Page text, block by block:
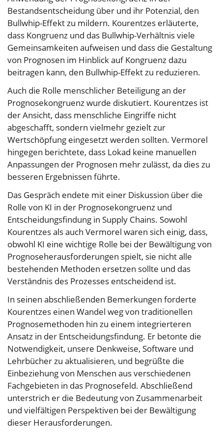
Bestandsentscheidung über und ihr Potenzial, den
Bullwhip-Effekt zu mildern. Kourentzes erläuterte,
dass Kongruenz und das Bullwhip-Verhältnis viele
Gemeinsamkeiten aufweisen und dass die Gestaltung
von Prognosen im Hinblick auf Kongruenz dazu
beitragen kann, den Bullwhip-Effekt zu reduzieren.
Auch die Rolle menschlicher Beteiligung an der
Prognosekongruenz wurde diskutiert. Kourentzes ist
der Ansicht, dass menschliche Eingriffe nicht
abgeschafft, sondern vielmehr gezielt zur
Wertschöpfung eingesetzt werden sollten. Vermorel
hingegen berichtete, dass Lokad keine manuellen
Anpassungen der Prognosen mehr zulässt, da dies zu
besseren Ergebnissen führte.
Das Gespräch endete mit einer Diskussion über die
Rolle von KI in der Prognosekongruenz und
Entscheidungsfindung in Supply Chains. Sowohl
Kourentzes als auch Vermorel waren sich einig, dass,
obwohl KI eine wichtige Rolle bei der Bewältigung von
Prognoseherausforderungen spielt, sie nicht alle
bestehenden Methoden ersetzen sollte und das
Verständnis des Prozesses entscheidend ist.
In seinen abschließenden Bemerkungen forderte
Kourentzes einen Wandel weg von traditionellen
Prognosemethoden hin zu einem integrierteren
Ansatz in der Entscheidungsfindung. Er betonte die
Notwendigkeit, unsere Denkweise, Software und
Lehrbücher zu aktualisieren, und begrüßte die
Einbeziehung von Menschen aus verschiedenen
Fachgebieten in das Prognosefeld. Abschließend
unterstrich er die Bedeutung von Zusammenarbeit
und vielfältigen Perspektiven bei der Bewältigung
dieser Herausforderungen.